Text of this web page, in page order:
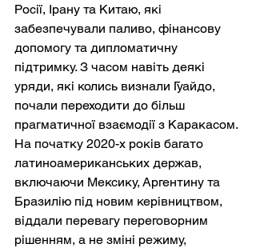
Росії, Ірану та Китаю, які
забезпечували паливо, фінансову
допомогу та дипломатичну
підтримку. З часом навіть деякі
уряди, які колись визнали Гуайдо,
почали переходити до більш
прагматичної взаємодії з Каракасом.
На початку 2020-х років багато
латиноамериканських держав,
включаючи Мексику, Аргентину та
Бразилію під новим керівництвом,
віддали перевагу переговорним
рішенням, а не зміні режиму,